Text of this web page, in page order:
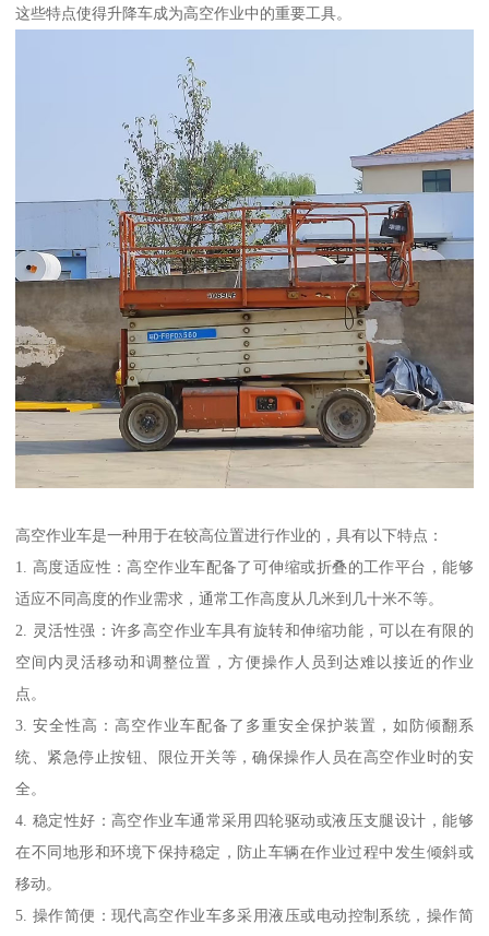
这些特点使得升降车成为高空作业中的重要工具。
高空作业车是一种用于在较高位置进行作业的，具有以下特点：
1. 高度适应性：高空作业车配备了可伸缩或折叠的工作平台，能够
适应不同高度的作业需求，通常工作高度从几米到几十米不等。
2. 灵活性强：许多高空作业车具有旋转和伸缩功能，可以在有限的
空间内灵活移动和调整位置，方便操作人员到达难以接近的作业
点。
3. 安全性高：高空作业车配备了多重安全保护装置，如防倾翻系
统、紧急停止按钮、限位开关等，确保操作人员在高空作业时的安
全。
4. 稳定性好：高空作业车通常采用四轮驱动或液压支腿设计，能够
在不同地形和环境下保持稳定，防止车辆在作业过程中发生倾斜或
移动。
5. 操作简便：现代高空作业车多采用液压或电动控制系统，操作简